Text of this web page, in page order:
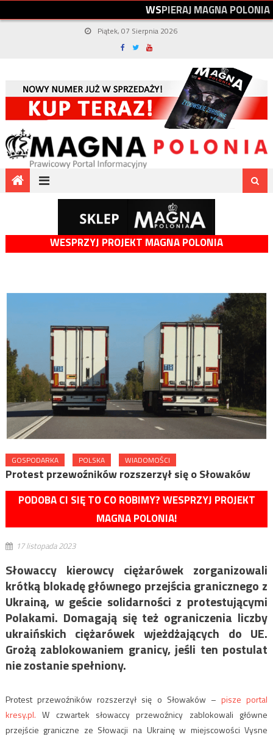
WSPIERAJMAGNAPOLONIA
Piątek, 07 Sierpnia 2026
WESPRZYJ PROJEKT MAGNA POLONIA
GOSPODARKA POLSKA WIADOMOŚCI
Protest przewoźników rozszerzył się o Słowaków
PODOBA CI SIĘ TO CO ROBIMY? WESPRZYJ PROJEKT
MAGNA POLONIA!
17 listopada 2023
Słowaccy kierowcy ciężarówek zorganizowali
krótką blokadę głównego przejścia granicznego z
Ukrainą, w geście solidarności z protestującymi
Polakami. Domagają się też ograniczenia liczby
ukraińskich ciężarówek wjeżdżających do UE.
Grożą zablokowaniem granicy, jeśli ten postulat
nie zostanie spełniony.
Protest przewoźników rozszerzył się o Słowaków – pisze portal
kresy.pl. W czwartek słowaccy przewoźnicy zablokowali główne
przejście graniczne ze Słowacji na Ukrainę w miejscowości Vysne